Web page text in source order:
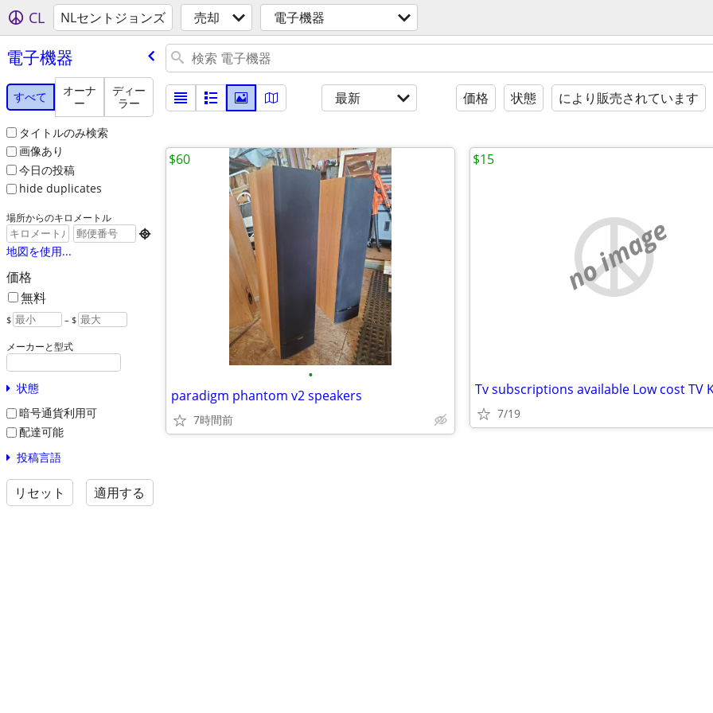
CL NLセントジョンズ 売却 電子機器
電子機器
すべて
オーナ
ー
ディー
ラー
タイトルのみ検索
画像あり
今日の投稿
hide duplicates
場所からのキロメートル

地図を使用...
価格
無料
$ – $
メーカーと型式
状態
暗号通貨利用可
配達可能
投稿言語
リセット 適用する
最新 価格 状態 により販売されています
•
paradigm phantom v2 speakers
7時間前
$60
no image
Tv subscriptions available Low cost TV
7/19
$15